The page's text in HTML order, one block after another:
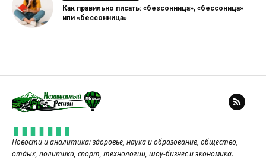
Как правильно писать: «безсонница», «бессоница»
или «бессонница»
Новости и аналитика: здоровье, наука и образование, общество,
отдых, политика, спорт, технологии, шоу-бизнес и экономика.